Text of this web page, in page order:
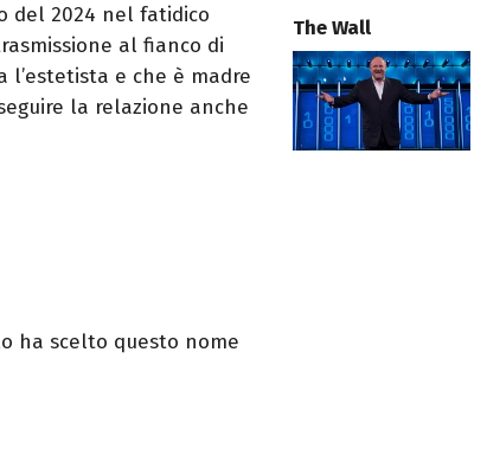
del 2024 nel fatidico
al fianco di
l’estetista e che è madre
la relazione anche
ha scelto questo nome
The Wall